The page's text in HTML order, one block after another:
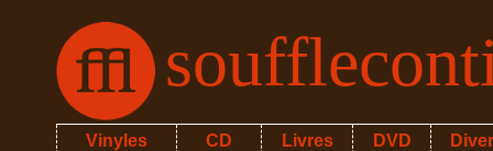
Vinyles CD Livres DVD